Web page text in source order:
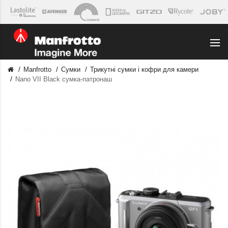
Manfrotto Сумки
Трикутні сумки і кофри для камери
Nano VII Black сумка-патронаш